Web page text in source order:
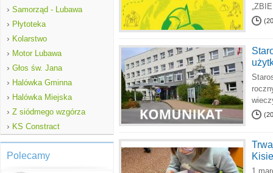
› Samorząd - Lubawa
› Płytoteka
› Kolarstwo
› Motor Lubawa
› Głos św. Jana
› Halówka Gminna
› Halówka Miejska
› Z siódmego wzgórza
› KS Constract
Polecamy
1